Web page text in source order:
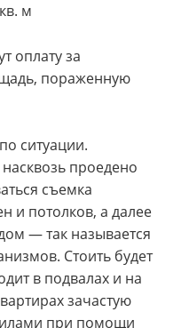
м
оплату за
пораженную
ситуации.
проедено
съемка
и потолков, а далее
— так называется
Стоить будет
в подвалах и на
зачастую
при помощи